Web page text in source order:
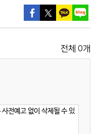
전체 0개